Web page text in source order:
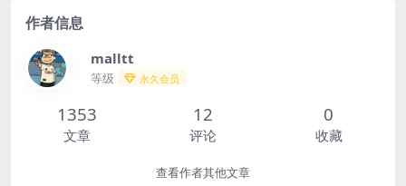
作者信息
malltt
等级 永久会员
1353
文章
12
评论
0
收藏
查看作者其他文章